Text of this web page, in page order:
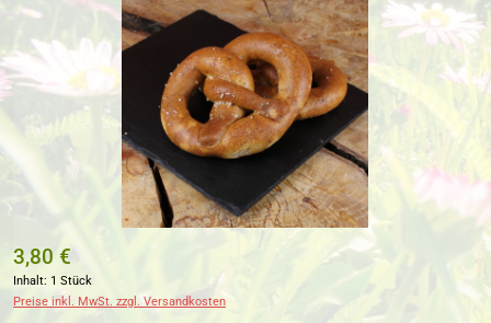
3,80 €
Inhalt: 1 Stück
Preise inkl. MwSt. zzgl. Versandkosten